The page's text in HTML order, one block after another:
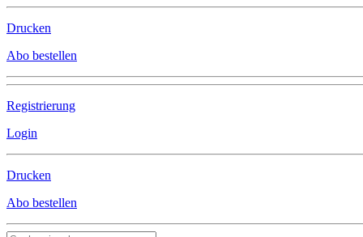
Drucken
Abo bestellen
Registrierung
Login
Drucken
Abo bestellen